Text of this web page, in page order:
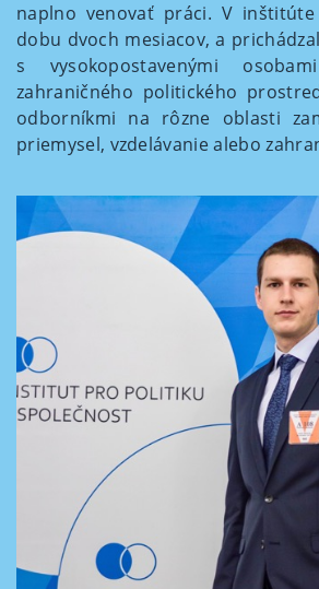
naplno venovať práci. V
dobu dvoch mesiacov, a
s vysokopostavenými
zahraničného politického
odborníkmi na rôzne oblasti
priemysel, vzdelávanie alebo